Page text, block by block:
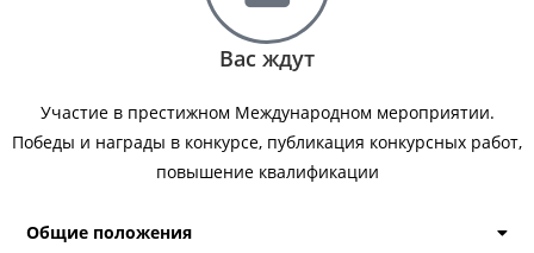
Вас ждут
Участие в престижном Международном мероприятии.
Победы и награды в конкурсе, публикация конкурсных работ,
повышение квалификации
Общие положения